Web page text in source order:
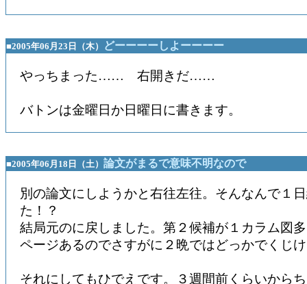
■2005年06月23日（木） どーーーーしよーーーー
やっちまった…… 右開きだ……
バトンは金曜日か日曜日に書きます。
■2005年06月18日（土） 論文がまるで意味不明なので
別の論文にしようかと右往左往。そんなんで１
た！？
結局元のに戻しました。第２候補が１カラム図
ページあるのでさすがに２晩ではどっかでくじ
それにしてもひでえです。３週間前くらいから